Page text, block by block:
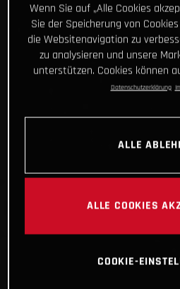
Wenn Sie auf „Alle Cookies
Sie der Speicherung von
die Websitenavigation zu
zu analysieren und unsere
unterstützen. Cookies können
Datenschutzerklärung
ALLE
ALLE COOKIES
COOKIE-